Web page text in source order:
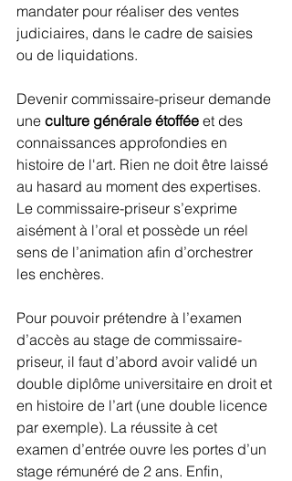
mandater pour réaliser des ventes
judiciaires, dans le cadre de saisies
ou de liquidations.
Devenir commissaire-priseur demande
une culture générale étoffée et des
connaissances approfondies en
histoire de l'art. Rien ne doit être laissé
au hasard au moment des expertises.
Le commissaire-priseur s’exprime
aisément à l’oral et possède un réel
sens de l’animation afin d’orchestrer
les enchères.
Pour pouvoir prétendre à l’examen
d’accès au stage de commissaire-
priseur, il faut d’abord avoir validé un
double diplôme universitaire en droit et
en histoire de l’art (une double licence
par exemple). La réussite à cet
examen d’entrée ouvre les portes d’un
stage rémunéré de 2 ans. Enfin,